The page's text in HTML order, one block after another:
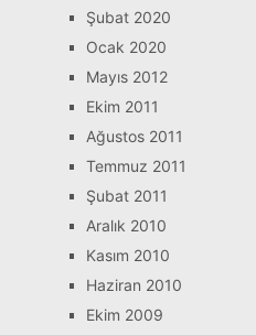
Şubat 2020
Ocak 2020
Mayıs 2012
Ekim 2011
Ağustos 2011
Temmuz 2011
Şubat 2011
Aralık 2010
Kasım 2010
Haziran 2010
Ekim 2009